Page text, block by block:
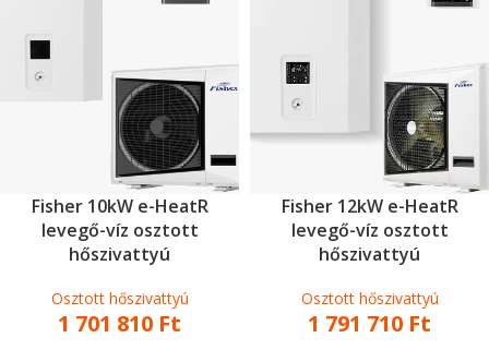
Fisher 10kW e-HeatR
levegő-víz osztott
hőszivattyú
Osztott hőszivattyú
1 701 810 Ft
Fisher 12kW e-HeatR
levegő-víz osztott
hőszivattyú
Osztott hőszivattyú
1 791 710 Ft